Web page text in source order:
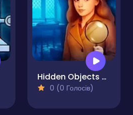
Hidden Objects Story
0 (0 Голосів)